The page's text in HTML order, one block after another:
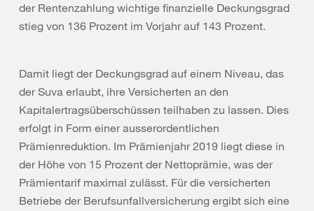
der Rentenzahlung wichtige finanzielle Deckungsgrad
stieg von 136 Prozent im Vorjahr auf 143 Prozent.
Damit liegt der Deckungsgrad auf einem Niveau, das
der Suva erlaubt, ihre Versicherten an den
Kapitalertragsüberschüssen teilhaben zu lassen. Dies
erfolgt in Form einer ausserordentlichen
Prämienreduktion. Im Prämienjahr 2019 liegt diese in
der Höhe von 15 Prozent der Nettoprämie, was der
Prämientarif maximal zulässt. Für die versicherten
Betriebe der Berufsunfallversicherung ergibt sich eine